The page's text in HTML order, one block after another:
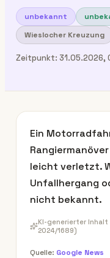
unbekannt
Wieslocher Kreuzung
Zeitpunkt: 31.05.2026,
Ein
leicht verletzt.
Unfallhergang
nicht bekannt.
KI-generierter Inhalt
2024/1689)
Quelle: Google News